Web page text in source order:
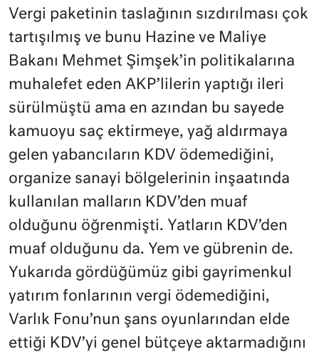
Vergi paketinin taslağının sızdırılması çok
tartışılmış ve bunu Hazine ve Maliye
Bakanı Mehmet Şimşek’in politikalarına
muhalefet eden AKP’lilerin yaptığı ileri
sürülmüştü ama en azından bu sayede
kamuoyu saç ektirmeye, yağ aldırmaya
gelen yabancıların KDV ödemediğini,
organize sanayi bölgelerinin inşaatında
kullanılan malların KDV’den muaf
olduğunu öğrenmişti. Yatların KDV’den
muaf olduğunu da. Yem ve gübrenin de.
Yukarıda gördüğümüz gibi gayrimenkul
yatırım fonlarının vergi ödemediğini,
Varlık Fonu’nun şans oyunlarından elde
ettiği KDV’yi genel bütçeye aktarmadığını